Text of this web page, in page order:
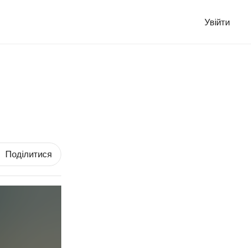
Увійти
Поділитися